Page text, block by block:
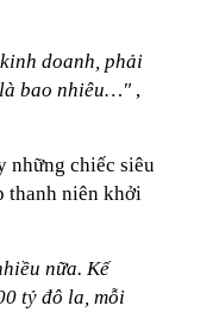
doanh, phải
là bao nhiêu…" ,
những chiếc siêu
thanh niên khởi
nữa. Kế
tỷ đô la, mỗi